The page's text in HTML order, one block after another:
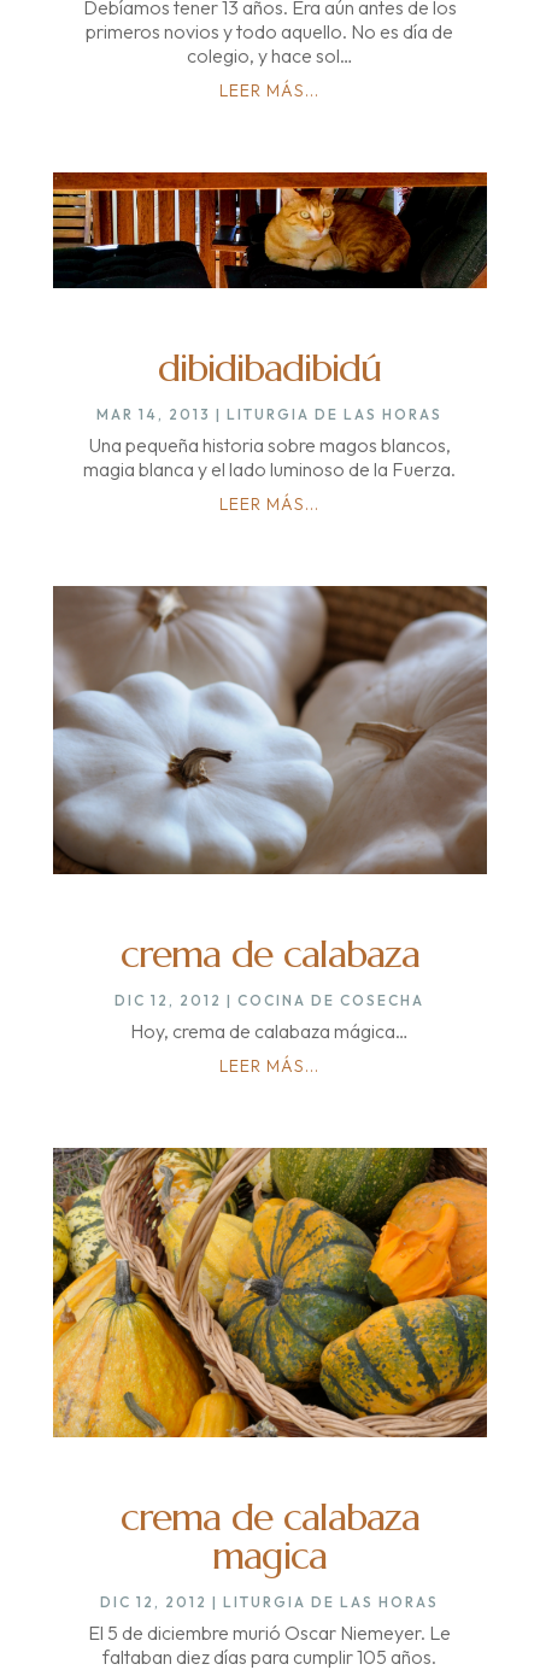
Debíamos tener 13 años. Era aún antes de los
primeros novios y todo aquello. No es día de
colegio, y hace sol…
LEER MÁS...
dibidibadibidú
MAR 14, 2013 |LITURGIA DE LAS HORAS
Una pequeña historia sobre magos blancos,
magia blanca y el lado luminoso de la Fuerza.
LEER MÁS...
crema de calabaza
DIC 12, 2012 |COCINA DE COSECHA
Hoy, crema de calabaza mágica…
LEER MÁS...
crema de calabaza
magica
DIC 12, 2012 |LITURGIA DE LAS HORAS
El 5 de diciembre murió Oscar Niemeyer. Le
faltaban diez días para cumplir 105 años.